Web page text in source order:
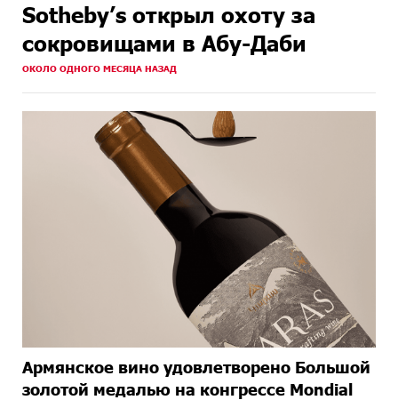
Sotheby’s открыл охоту за
сокровищами в Абу-Даби
ОКОЛО ОДНОГО МЕСЯЦА НАЗАД
Армянское вино удовлетворено Большой
золотой медалью на конгрессе Mondial